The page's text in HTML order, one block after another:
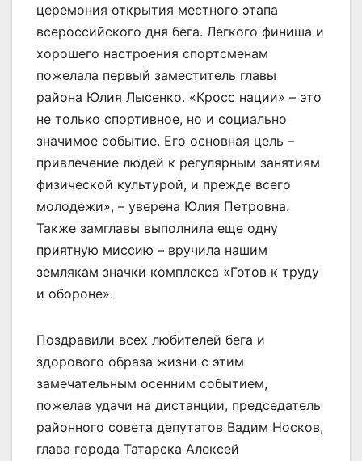
церемония открытия местного этапа
всероссийского дня бега. Легкого финиша и
хорошего настроения спортсменам
пожелала первый заместитель главы
района Юлия Лысенко. «Кросс нации» – это
не только спортивное, но и социально
значимое событие. Его основная цель –
привлечение людей к регулярным занятиям
физической культурой, и прежде всего
молодежи», – уверена Юлия Петровна.
Также замглавы выполнила еще одну
приятную миссию – вручила нашим
землякам значки комплекса «Готов к труду
и обороне».
Поздравили всех любителей бега и
здорового образа жизни с этим
замечательным осенним событием,
пожелав удачи на дистанции, председатель
районного совета депутатов Вадим Носков,
глава города Татарска Алексей